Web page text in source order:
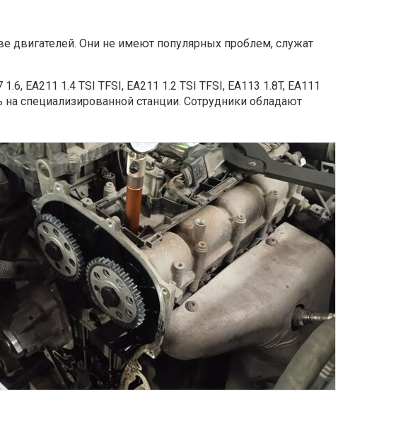
двигателей. Они не имеют популярных проблем, служат
EA211 1.4 TSI TFSI, EA211 1.2 TSI TFSI, EA113 1.8T, EA111
на специализированной станции. Сотрудники обладают